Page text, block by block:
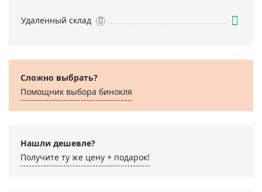
Удаленный склад
Сложно выбрать?
Помощник выбора бинокля
Нашли дешевле?
Получите ту же цену + подарок!